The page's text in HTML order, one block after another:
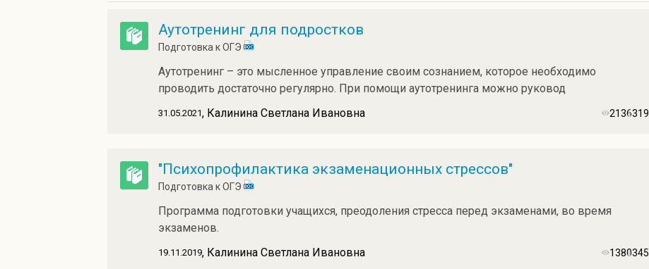
Аутотренинг для подростков
Подготовка к ОГЭ
Аутотренинг – это мысленное управление своим сознанием, которое необходимо
проводить достаточно регулярно. При помощи аутотренинга можно руковод
31.05.2021, Калинина Светлана Ивановна 2136319
"Психопрофилактика экзаменационных стрессов"
Подготовка к ОГЭ
Программа подготовки учащихся, преодоления стресса перед экзаменами, во время
экзаменов.
19.11.2019, Калинина Светлана Ивановна 1380345